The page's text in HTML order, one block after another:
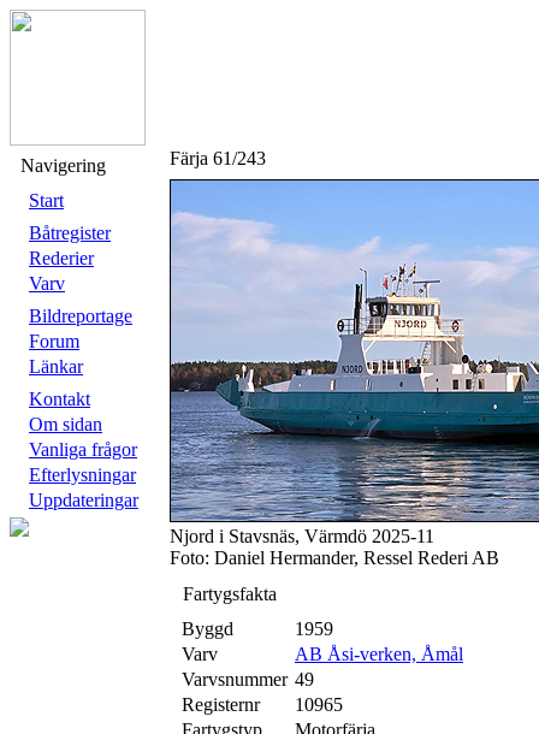
Navigering
Start
Båtregister
Rederier
Varv
Bildreportage
Forum
Länkar
Kontakt
Om sidan
Vanliga frågor
Efterlysningar
Uppdateringar
Färja 61/243
Njord i Stavsnäs, Värmdö 2025-11
Foto: Daniel Hermander, Ressel Rederi AB
Fartygsfakta
Byggd
1959
Varv
AB Åsi-verken, Åmål
Varvsnummer 49
Registernr
10965
Fartygstyp
Motorfärja